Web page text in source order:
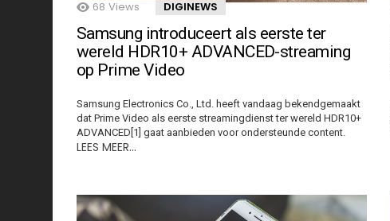
68 Views DIGINEWS
Samsung introduceert als eerste ter
wereld HDR10+ ADVANCED-streaming
op Prime Video
Samsung Electronics Co., Ltd. heeft vandaag bekendgemaakt
dat Prime Video als eerste streamingdienst ter wereld HDR10+
ADVANCED[1] gaat aanbieden voor ondersteunde content.
LEES MEER…